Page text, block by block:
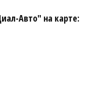
Авто" на карте: